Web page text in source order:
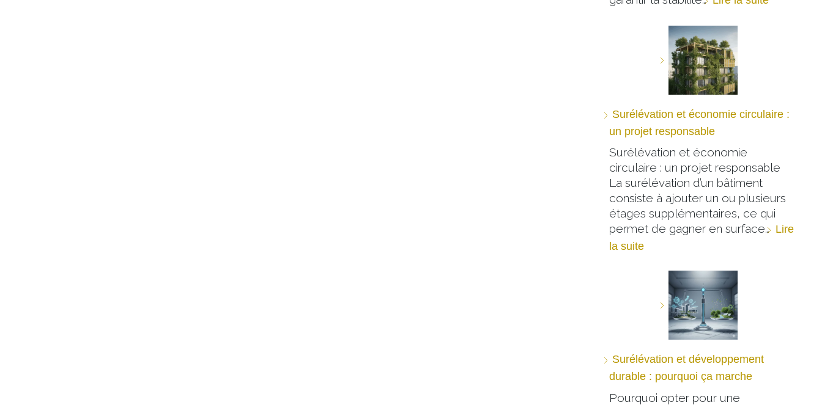
Surélévation et économie circulaire :
un projet responsable
Surélévation et économie
circulaire : un projet responsable
La surélévation d’un bâtiment
consiste à ajouter un ou plusieurs
étages supplémentaires, ce qui
permet de gagner en surface… Lire
la suite
Surélévation et développement
durable : pourquoi ça marche
Pourquoi opter pour une